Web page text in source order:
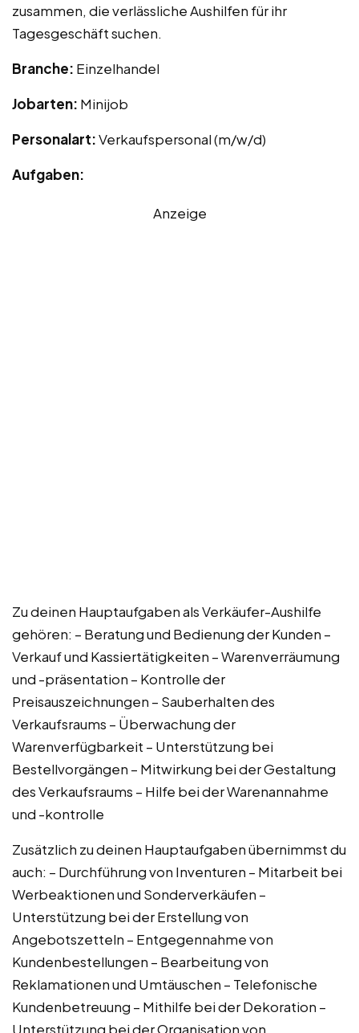
zusammen, die verlässliche Aushilfen für ihr
Tagesgeschäft suchen.
Branche: Einzelhandel
Jobarten: Minijob
Personalart:Verkaufspersonal (m/w/d)
Aufgaben:
Anzeige
Zu deinen Hauptaufgaben als Verkäufer-Aushilfe
gehören: – Beratung und Bedienung der Kunden –
Verkauf und Kassiertätigkeiten – Warenverräumung
und -präsentation – Kontrolle der
Preisauszeichnungen – Sauberhalten des
Verkaufsraums – Überwachung der
Warenverfügbarkeit – Unterstützung bei
Bestellvorgängen – Mitwirkung bei der Gestaltung
des Verkaufsraums – Hilfe bei der Warenannahme
und -kontrolle
Zusätzlich zu deinen Hauptaufgaben übernimmst du
auch: – Durchführung von Inventuren – Mitarbeit bei
Werbeaktionen und Sonderverkäufen –
Unterstützung bei der Erstellung von
Angebotszetteln – Entgegennahme von
Kundenbestellungen – Bearbeitung von
Reklamationen und Umtäuschen – Telefonische
Kundenbetreuung – Mithilfe bei der Dekoration –
Unterstützung bei der Organisation von